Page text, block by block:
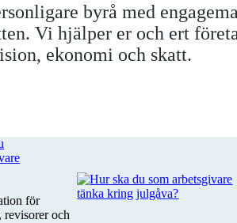
byrå med
Vi hjälper er och ert
ekonomi och skatt.
för
revisorer och